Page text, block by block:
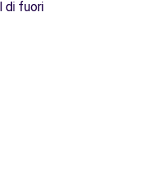
di fuori